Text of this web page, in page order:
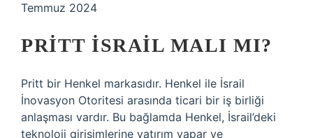
Temmuz 2024
PRITT İSRAIL MALI MI?
Pritt bir Henkel markasıdır. Henkel ile İsrail
İnovasyon Otoritesi arasında ticari bir iş birliği
anlaşması vardır. Bu bağlamda Henkel, İsrail’deki
teknoloji girişimlerine yatırım yapar ve